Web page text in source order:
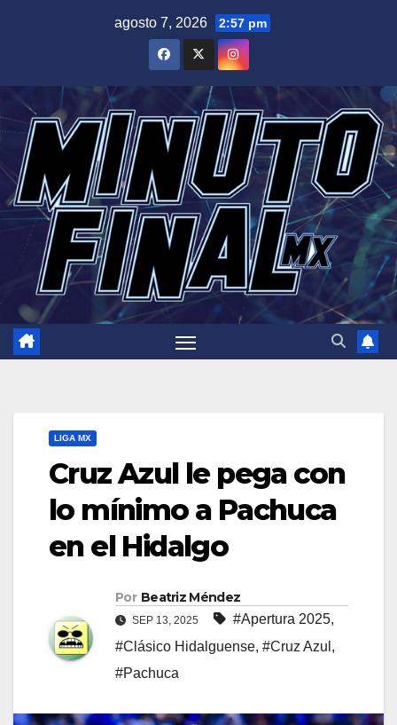
agosto 7, 2026 2:57 pm
LIGA MX
Cruz Azul le pega con
lo mínimo a Pachuca
en el Hidalgo
Por Beatriz Méndez
SEP 13, 2025 #Apertura 2025,
#Clásico Hidalguense, #Cruz Azul ,
#Pachuca